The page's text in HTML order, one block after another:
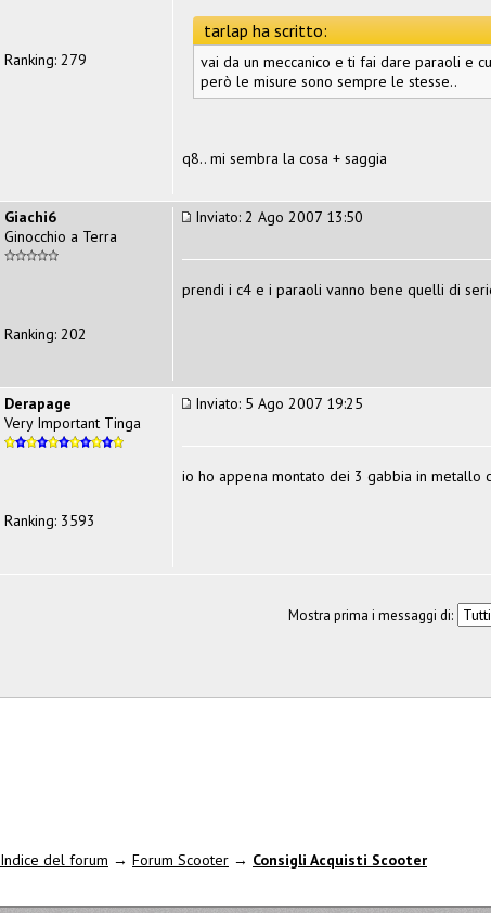
tarlap ha scritto:
vai da un meccanico e ti fai dare paraoli e
però le misure sono sempre le stesse..
q8.. mi sembra la cosa + saggia
Ranking: 279
Inviato: 2 Ago 2007 13:50
prendi i c4 e i paraoli vanno bene quelli di
Giachi6
Ginocchio a Terra
Ranking: 202
Inviato: 5 Ago 2007 19:25
io ho appena montato dei 3 gabbia in metallo
Derapage
Very Important Tinga
Ranking: 3593
Mostra prima i messaggi di:
Indice del forum → Forum Scooter → Consigli Acquisti Scooter